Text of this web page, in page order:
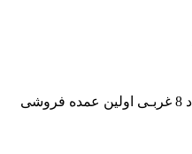
تهران، تهرانپارس خیابان اتحاد 8 غربـی اولین عمده فروشی